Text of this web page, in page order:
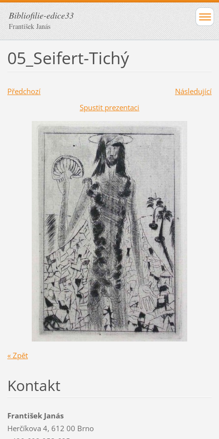
Bibliofilie-edice33
František Janás
05_Seifert-Tichý
Předchozí
Následující
Spustit prezentaci
« Zpět
Kontakt
František Janás
Herčíkova 4, 612 00 Brno